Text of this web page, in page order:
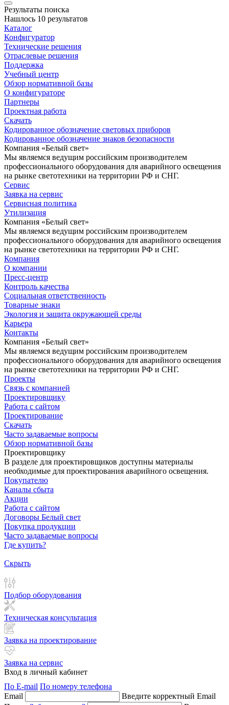
Результаты поиска
Нашлось 10 результатов
Каталог
Конфигуратор
Технические решения
Отраслевые решения
Поддержка
Учебный центр
Обзор нормативной базы
О конфигураторе
Партнеры
Проектная работа
Скачать
Кодированное обозначение световых приборов
Кодированное обозначение знаков безопасности
Компания «Белый свет»
Мы являемся ведущим российским производителем
профессионального оборудования для аварийного освещения
на рынке светотехники на территории РФ и СНГ.
Сервис
Заявка на сервис
Сервисная политика
Утилизация
Компания «Белый свет»
Мы являемся ведущим российским производителем
профессионального оборудования для аварийного освещения
на рынке светотехники на территории РФ и СНГ.
Компания
О компании
Пресс-центр
Контроль качества
Социальная ответственность
Товарные знаки
Экология и защита окружающей среды
Карьера
Контакты
Компания «Белый свет»
Мы являемся ведущим российским производителем
профессионального оборудования для аварийного освещения
на рынке светотехники на территории РФ и СНГ.
Проекты
Связь с компанией
Проектировщику
Работа с сайтом
Проектирование
Скачать
Часто задаваемые вопросы
Обзор нормативной базы
Проектировщику
В разделе для проектировщиков доступны материалы
необходимые для проектирования аварийного освещения.
Покупателю
Каналы сбыта
Акции
Работа с сайтом
Договоры Белый свет
Покупка продукции
Часто задаваемые вопросы
Где купить?
Скрыть
Подбор оборудования
Техническая консультация
Заявка на проектирование
Заявка на сервис
Вход в личный кабинет
По E-mail По номеру телефона
Email
Введите корректный Email